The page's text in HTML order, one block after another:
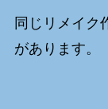
同じリメイク
があります。